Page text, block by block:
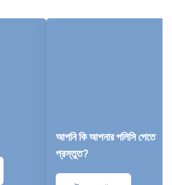
আপনি কি আপনার পলিসি পেতে
প্রস্তুত?